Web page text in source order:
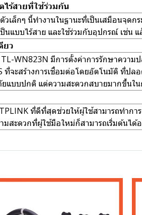
ไร้สายที่ใช้ร่วมกัน
ล็กๆ นี้ทำงานในฐานะที่เป็นเสมือนจุดก
บบไร้สาย และใช้ร่วมกับอุปกรณ์ เช่น
ยว
WN823N มีการตั้งค่าการรักษาควา
ที่จะสร้างการเชื่อมต่อโดยอัตโนมัติ ที่ป
แบบปกติ แต่ความสะดวกสบายมากขึ้นใ
ที่ดีที่สุดช่วยให้ผู้ใช้สามารถทำก
สะดวกที่ผู้ใช้มือใหม่ก็สามารถเริ่มต้นได้